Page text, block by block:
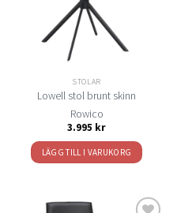
STOLAR
Lowell stol brunt skinn
Rowico
3.995 kr
LÄGG TILL I VARUKORG